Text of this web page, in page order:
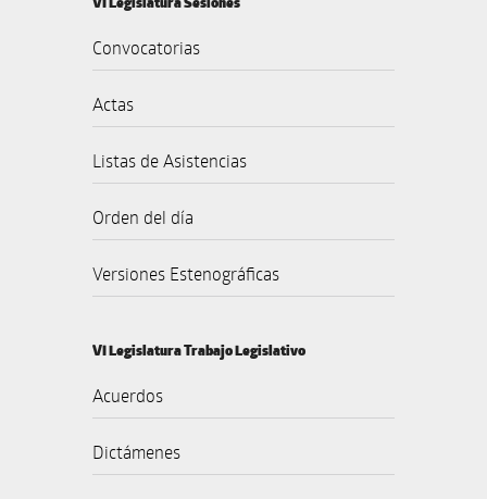
Convocatorias
Actas
Listas de Asistencias
Orden del día
Versiones Estenográficas
VI Legislatura Trabajo Legislativo
Acuerdos
Dictámenes